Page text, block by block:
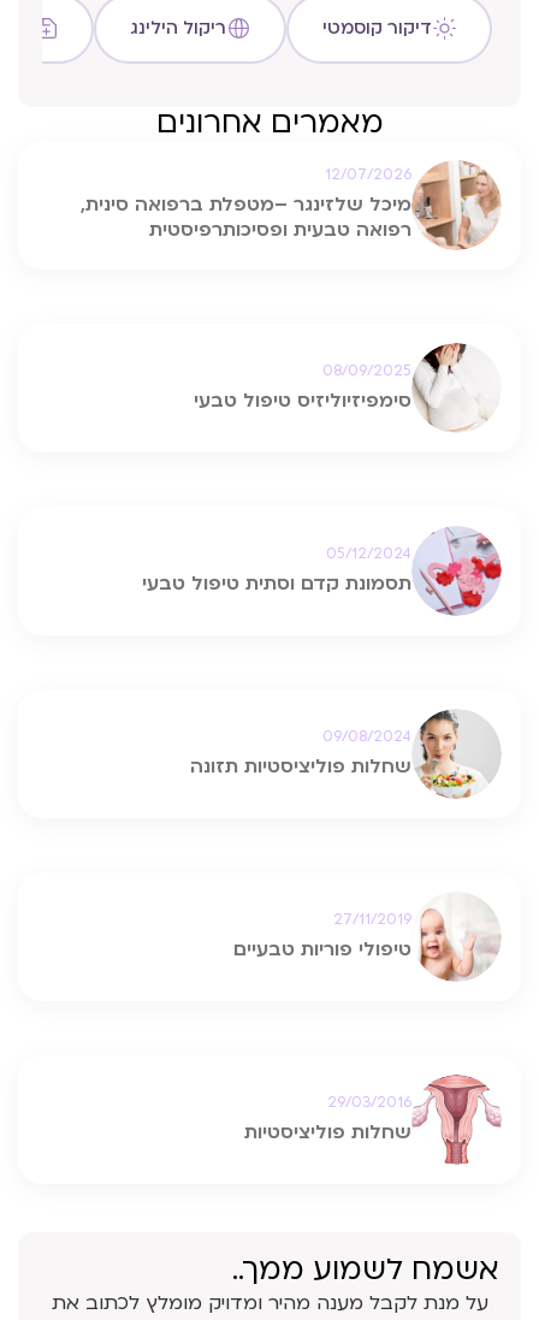
דיקור קוסמטי ריקול הילינג
מאמרים אחרונים
מיכל שלזינגר –מטפלת ברפואה סינית,
רפואה טבעית ופסיכותרפיסטית
12/07/2026
סימפיזיוליזיס טיפול טבעי
08/09/2025
תסמונת קדם וסתית טיפול טבעי
05/12/2024
שחלות פוליציסטיות תזונה
09/08/2024
טיפולי פוריות טבעיים
27/11/2019
שחלות פוליציסטיות
29/03/2016
אשמח לשמוע ממך..
על מנת לקבל מענה מהיר ומדויק מומלץ לכתוב את